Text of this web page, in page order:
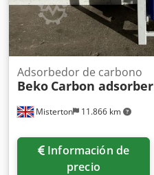
Misterton 11.866 km
Adsorbedor de carbono
Beko Carbon adsorber
Información de
precio